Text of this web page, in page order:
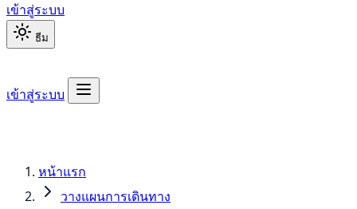
เข้าสู่ระบบ
ธีม
เข้าสู่ระบบ
หน้าแรก
วางแผนการเดินทาง